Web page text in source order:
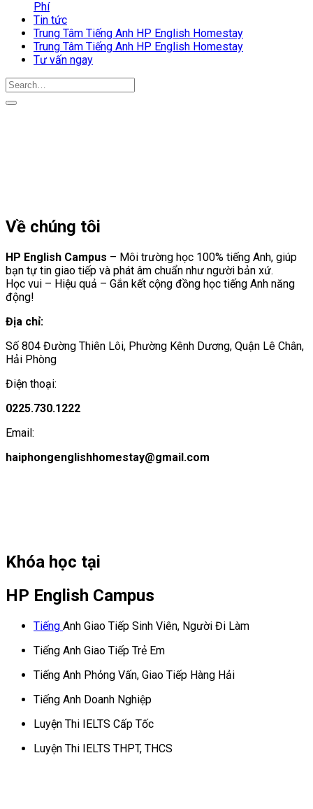
Phí
Tin tức
Trung Tâm Tiếng Anh HP English Homestay
Trung Tâm Tiếng Anh HP English Homestay
Tư vấn ngay
Về chúng tôi
HP English Campus – Môi trường học 100% tiếng Anh, giúp
bạn tự tin giao tiếp và phát âm chuẩn như người bản xứ.
Học vui – Hiệu quả – Gắn kết cộng đồng học tiếng Anh năng
động!
Địa chỉ:
Số 804 Đường Thiên Lôi, Phường Kênh Dương, Quận Lê Chân,
Hải Phòng
Điện thoại:
0225.730.1222
Email:
haiphongenglishhomestay@gmail.com
Khóa học tại
HP English Campus
Tiếng Anh Giao Tiếp Sinh Viên, Người Đi Làm
Tiếng Anh Giao Tiếp Trẻ Em
Tiếng Anh Phỏng Vấn, Giao Tiếp Hàng Hải
Tiếng Anh Doanh Nghiệp
Luyện Thi IELTS Cấp Tốc
Luyện Thi IELTS THPT, THCS